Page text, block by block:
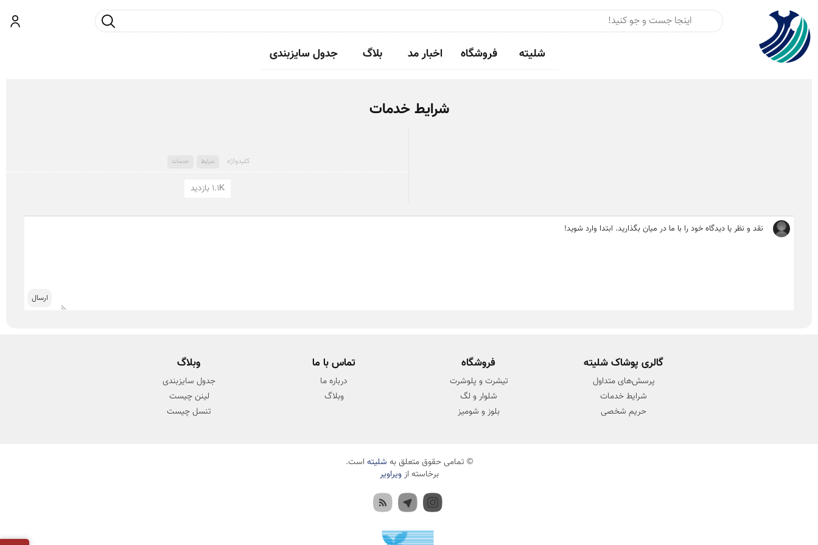
ورود جست و جو
شلیته فروشگاه اخبار مد بلاگ جدول سایزبندی
شرایط خدمات
کلید‌واژه شرایط خدمات
1.1K بازدید
گالری پوشاک شلیته
پرسش‌های متداول
شرایط خدمات
حریم شخصی
فروشگاه
تیشرت و پلوشرت
شلوار و لگ
بلوز و شومیز
تماس با ما
درباره ما
وبلاگ
وبلاگ
جدول سایزبندی
لینن چیست
تنسل چیست
© تمامی حقوق متعلق به شلیته است.
برخاسته ازویراویر